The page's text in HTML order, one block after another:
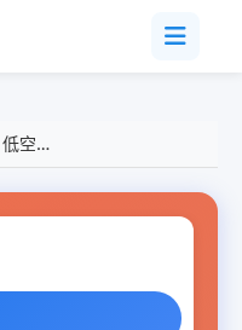
蓝翼（内蒙古）低空飞行科技有限公司